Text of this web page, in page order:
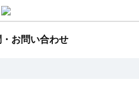
お問い合わせ